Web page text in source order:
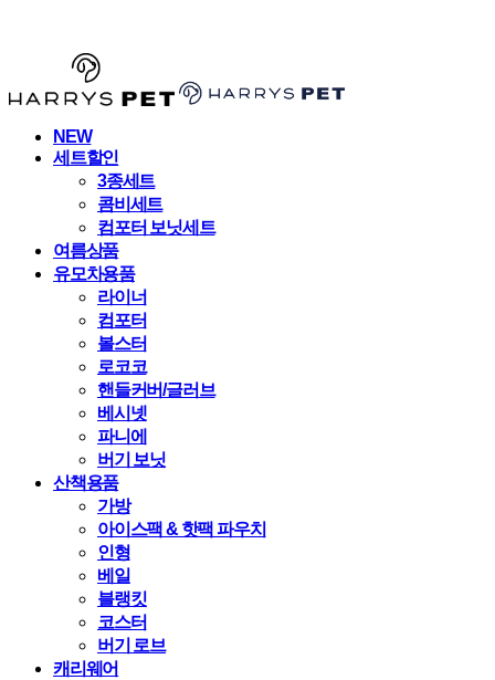
NEW
세트할인
3종세트
콤비세트
컴포터 보닛세트
여름상품
유모차용품
라이너
컴포터
볼스터
로코코
핸들커버/글러브
베시넷
파니에
버기 보닛
산책용품
가방
아이스팩 & 핫팩 파우치
인형
베일
블랭킷
코스터
버기 로브
캐리웨어